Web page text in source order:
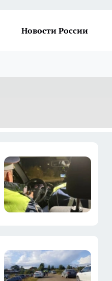
Новости России